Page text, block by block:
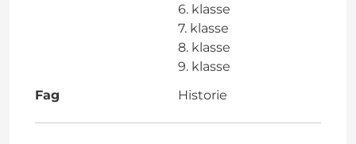
6. klasse
7. klasse
8. klasse
9. klasse
Fag
Historie